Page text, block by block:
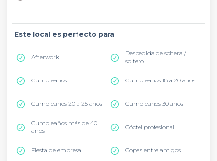
Este local es perfecto para
Afterwork
Despedida de soltera /
soltero
Cumpleaños Cumpleaños 18 a 20 años
Cumpleaños 20 a 25 años Cumpleaños 30 años
Cumpleaños más de 40
años
Cóctel profesional
Fiesta de empresa Copas entre amigos